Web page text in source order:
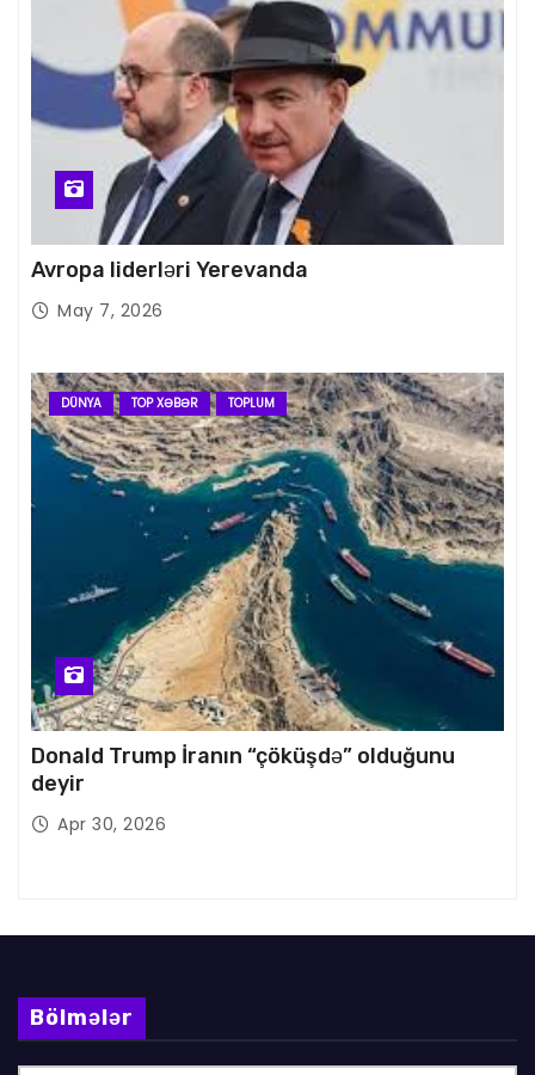
Avropa liderləri Yerevanda
May 7, 2026
DÜNYA TOP XƏBƏR TOPLUM
Donald Trump İranın “çöküşdə” olduğunu
deyir
Apr 30, 2026
Bölmələr